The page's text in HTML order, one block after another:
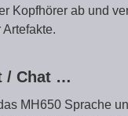
Kopfhörer ab und
/ Chat …
MH650 Sprache